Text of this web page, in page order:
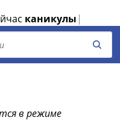
каникулы |
в режиме